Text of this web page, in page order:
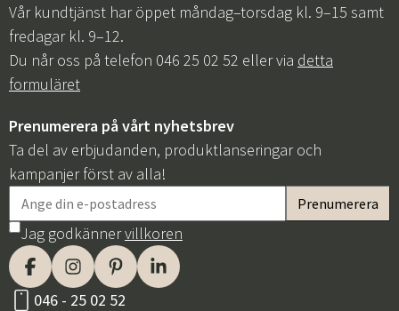
Vår kundtjänst har öppet måndag–torsdag kl. 9–15 samt
fredagar kl. 9–12.
Du når oss på telefon 046 25 02 52 eller via detta
formuläret
Prenumerera på vårt nyhetsbrev
Ta del av erbjudanden, produktlanseringar och
kampanjer först av alla!
Jag godkännervillkoren
046 - 25 02 52